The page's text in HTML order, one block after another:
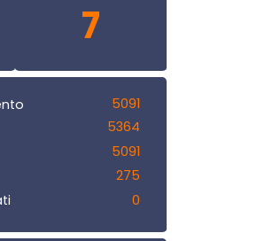
7
5091
5364
5091
275
0